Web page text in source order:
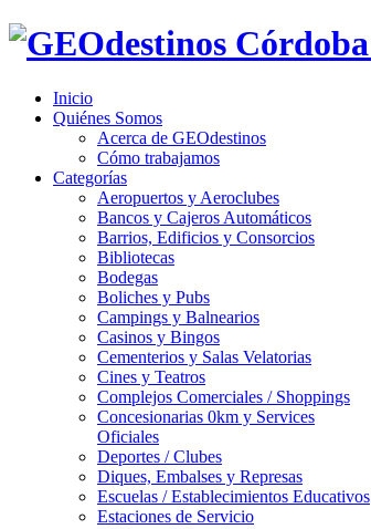
Inicio
Quiénes Somos
Acerca de GEOdestinos
Cómo trabajamos
Categorías
Aeropuertos y Aeroclubes
Bancos y Cajeros Automáticos
Barrios, Edificios y Consorcios
Bibliotecas
Bodegas
Boliches y Pubs
Campings y Balnearios
Casinos y Bingos
Cementerios y Salas Velatorias
Cines y Teatros
Complejos Comerciales / Shoppings
Concesionarias 0km y Services
Oficiales
Deportes / Clubes
Diques, Embalses y Represas
Escuelas / Establecimientos Educativos
Estaciones de Servicio